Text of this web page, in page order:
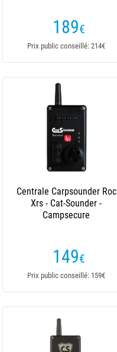
189€
Prix public conseillé: 214€
Centrale Carpsounder Roc
Xrs - Cat-Sounder -
Campsecure
149€
Prix public conseillé: 159€